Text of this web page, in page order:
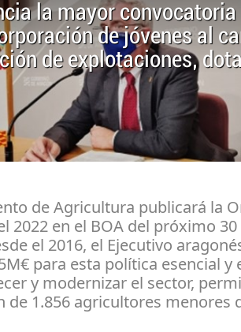
la mayor convocatoria
de jóvenes al
de explotaciones,
de Agricultura publicará la
2022 en el BOA del próximo 30
el 2016, el Ejecutivo
para esta política esencial y
y modernizar el sector,
de 1.856 agricultores menores